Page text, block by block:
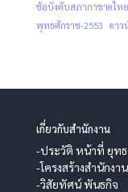
ข้อบังคับสภากาชาดไท
พุทธศักราช-2553
ดาว
เกี่ยวกับสำนักงาน
-ประวัติ หน้าที่ ยุท
-โครงสร้างสำนักงาน
-วิสัยทัศน์ พันธกิจ